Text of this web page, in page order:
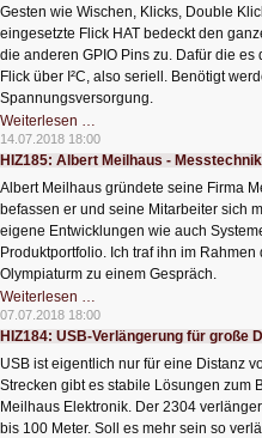
Gesten wie Wischen, Klicks, Double
eingesetzte Flick HAT bedeckt den
die anderen GPIO Pins zu. Dafür die
Flick über I²C, also seriell. Benötigt
Spannungsversorgung.
Weiterlesen …
Gesteneingabe
für
den
Pi
14.07.2018 18:00
HIZ185: Albert Meilhaus -
Albert Meilhaus gründete seine Firma
befassen er und seine Mitarbeiter sich
eigene Entwicklungen wie auch
Produktportfolio. Ich traf ihn im
Olympiaturm zu einem Gespräch.
Weiterlesen …
Albert
Meilhaus
-
seit
über
Jahren
07.07.2018 18:00
HIZ184: USB-Verlängerung für große
USB ist eigentlich nur für eine Distanz
Strecken gibt es stabile Lösungen zum
Meilhaus Elektronik. Der 2304
bis 100 Meter. Soll es mehr sein so